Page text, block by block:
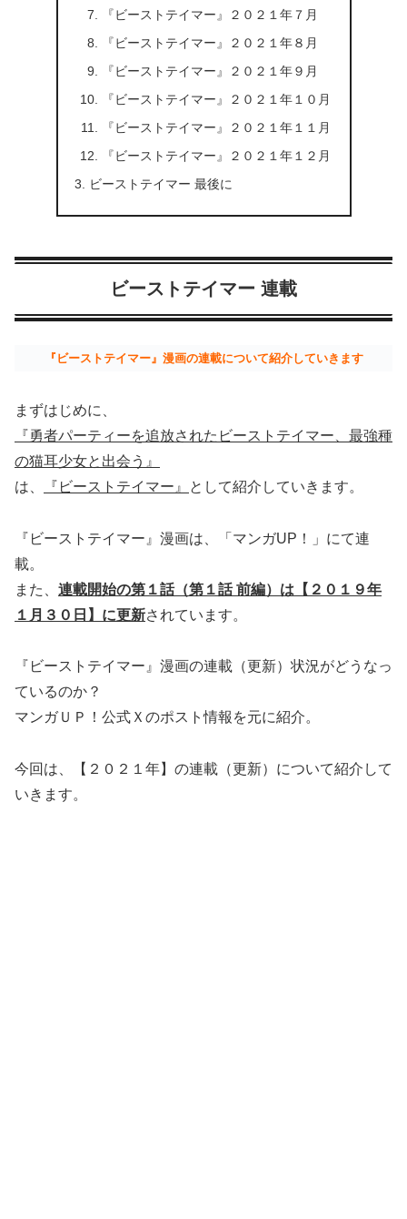
『ビーストテイマー』２０２１年７月
『ビーストテイマー』２０２１年８月
『ビーストテイマー』２０２１年９月
『ビーストテイマー』２０２１年１０月
『ビーストテイマー』２０２１年１１月
『ビーストテイマー』２０２１年１２月
ビーストテイマー 最後に
ビーストテイマー 連載
『ビーストテイマー』漫画の連載について紹介していきます
まずはじめに、
『勇者パーティーを追放されたビーストテイマー、最強種
の猫耳少女と出会う』
は、
『ビーストテイマー』 として紹介していきます。
『ビーストテイマー』漫画は、「マンガUP！」にて連
載。
また、 連載開始の第１話（第１話 前編）は【２０１９年
１月３０日】に更新されています。
『ビーストテイマー』漫画の連載（更新）状況がどうなっ
ているのか？
マンガＵＰ！公式Ｘのポスト情報を元に紹介。
今回は、【２０２１年】の連載（更新）について紹介して
いきます。